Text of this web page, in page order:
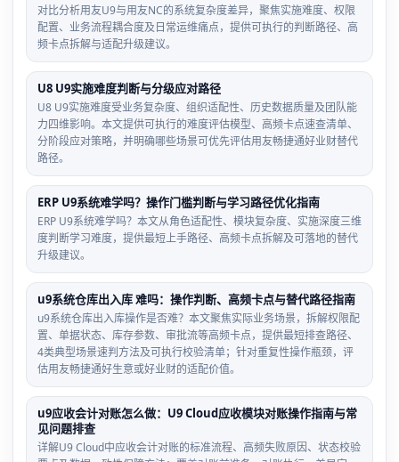
对比分析用友U9与用友NC的系统复杂度差异，聚焦实施难度、权限
配置、业务流程耦合度及日常运维痛点，提供可执行的判断路径、高
频卡点拆解与适配升级建议。
U8 U9实施难度判断与分级应对路径
U8 U9实施难度受业务复杂度、组织适配性、历史数据质量及团队能
力四维影响。本文提供可执行的难度评估模型、高频卡点速查清单、
分阶段应对策略，并明确哪些场景可优先评估用友畅捷通好业财替代
路径。
ERP U9系统难学吗？操作门槛判断与学习路径优化指南
ERP U9系统难学吗？本文从角色适配性、模块复杂度、实施深度三维
度判断学习难度，提供最短上手路径、高频卡点拆解及可落地的替代
升级建议。
u9系统仓库出入库 难吗：操作判断、高频卡点与替代路径指南
u9系统仓库出入库操作是否难？本文聚焦实际业务场景，拆解权限配
置、单据状态、库存参数、审批流等高频卡点，提供最短排查路径、
4类典型场景速判方法及可执行校验清单；针对重复性操作瓶颈，评
估用友畅捷通好生意或好业财的适配价值。
u9应收会计对账怎么做：U9 Cloud应收模块对账操作指南与常
见问题排查
详解U9 Cloud中应收会计对账的标准流程、高频失败原因、状态校验